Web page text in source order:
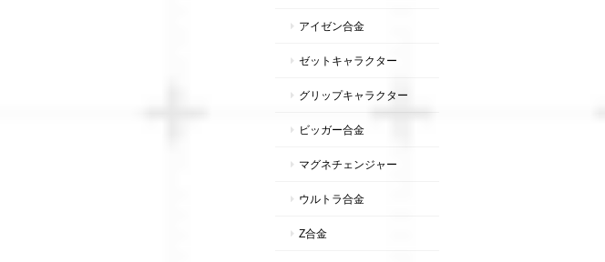
アイゼン合金
ゼットキャラクター
グリップキャラクター
ビッガー合金
マグネチェンジャー
ウルトラ合金
Z合金